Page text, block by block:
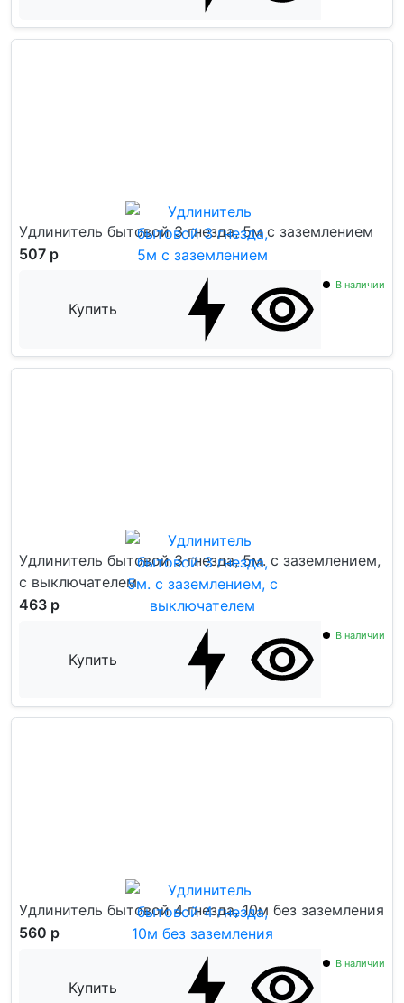
Удлинитель бытовой 3 гнезда, 5м с заземлением
507 р
Купить
В наличии
Удлинитель бытовой 3 гнезда, 5м. с заземлением,
с выключателем
463 р
Купить
В наличии
Удлинитель бытовой 4 гнезда, 10м без заземления
560 р
Купить
В наличии